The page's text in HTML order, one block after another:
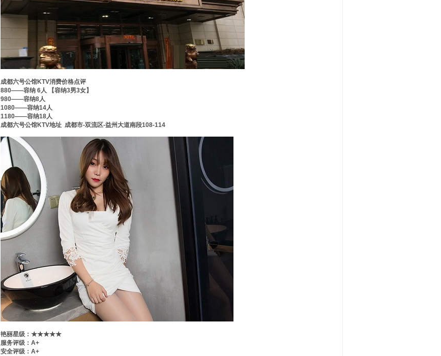
成都六号公馆KTV消费价格点评
880——容纳 6人 【容纳3男3女】
980——容纳8人
1080——容纳14人
1180——容纳18人
成都六号公馆KTV地址 成都市-双流区-益州大道南段108-114
艳丽星级：★★★★★
服务评级：A+
安全评级：A+